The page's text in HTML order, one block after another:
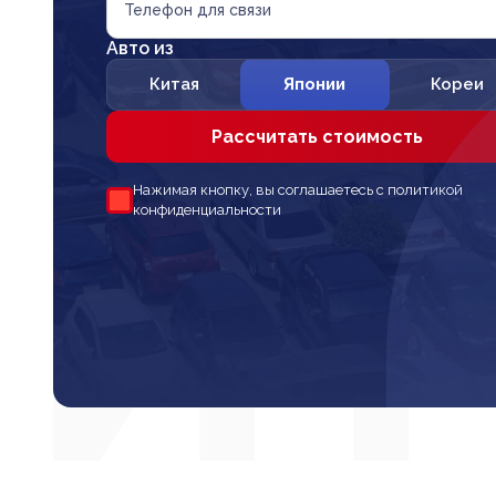
Телефон для связи
Авто из
Китая Японии Кореи
Рассчитать стоимость
Нажимая кнопку, вы соглашаетесь с политикой
конфиденциальности